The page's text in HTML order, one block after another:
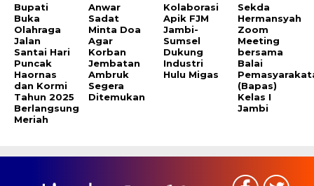
Bupati
Buka
Olahraga
Jalan
Santai Hari
Puncak
Haornas
dan Kormi
Tahun 2025
Berlangsung
Meriah
Anwar
Sadat
Minta Doa
Agar
Korban
Jembatan
Ambruk
Segera
Ditemukan
Kolaborasi
Apik FJM
Jambi-
Sumsel
Dukung
Industri
Hulu Migas
Sekda
Hermansyah
Zoom
Meeting
bersama
Balai
(Bapas)
Kelas I
Jambi